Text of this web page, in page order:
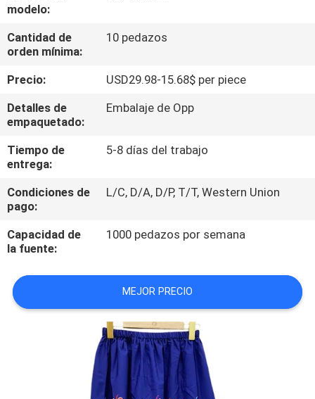
CONTROL
CALIDAD
ÉNTRENOS
EN
CONTACTO
CON
NOTICIAS
PIDA
modelo:
Cantidad de
orden mínima:
10 pedazos
Precio:
USD29.98-15.68$ per piece
Detalles de
empaquetado:
Embalaje de Opp
Tiempo de
entrega:
5-8 días del trabajo
Condiciones de
pago:
L/C, D/A, D/P, T/T, Western Union
Capacidad de
la fuente:
1000 pedazos por semana
MEJOR PRECIO